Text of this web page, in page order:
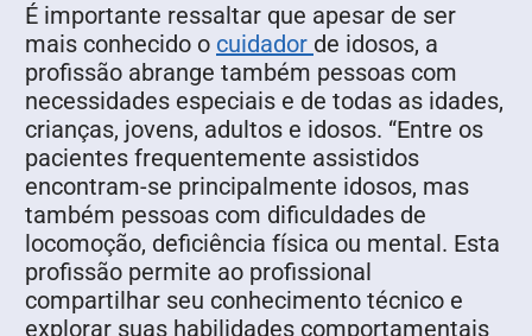
É importante ressaltar que apesar de ser
mais conhecido o cuidador de idosos, a
profissão abrange também pessoas com
necessidades especiais e de todas as idades,
crianças, jovens, adultos e idosos. “Entre os
pacientes frequentemente assistidos
encontram-se principalmente idosos, mas
também pessoas com dificuldades de
locomoção, deficiência física ou mental. Esta
profissão permite ao profissional
compartilhar seu conhecimento técnico e
explorar suas habilidades comportamentais